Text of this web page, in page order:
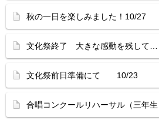
秋の一日を楽しみました！10/27
文化祭終了 大きな感動を残し
文化祭前日準備にて 10/23
合唱コンクールリハーサル（三年